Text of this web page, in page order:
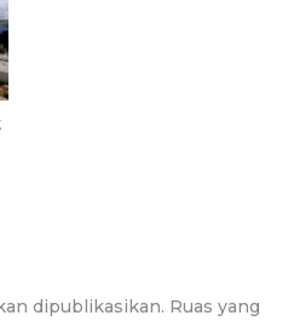
dipublikasikan. Ruas yang